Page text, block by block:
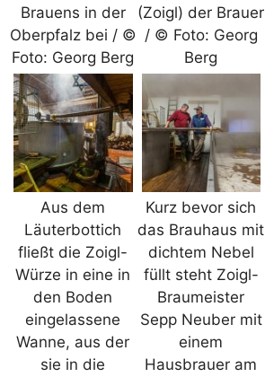
Brauens in der
Oberpfalz bei / ©
Foto: Georg Berg
(Zoigl) der Brauer
/ © Foto: Georg
Berg
Aus dem
Läuterbottich
fließt die Zoigl-
Würze in eine in
den Boden
eingelassene
Wanne, aus der
sie in die
Kurz bevor sich
das Brauhaus mit
dichtem Nebel
füllt steht Zoigl-
Braumeister
Sepp Neuber mit
einem
Hausbrauer am